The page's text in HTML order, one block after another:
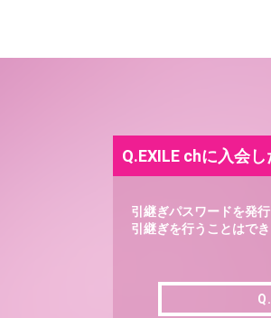
Q.EXILE chに入会
引継ぎパスワードを発
引継ぎを行うことはでき